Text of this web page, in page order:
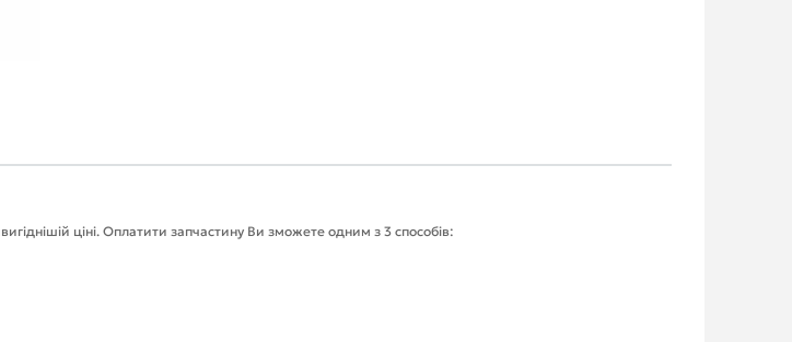
ціні. Оплатити запчастину Ви зможете одним з 3 способів: